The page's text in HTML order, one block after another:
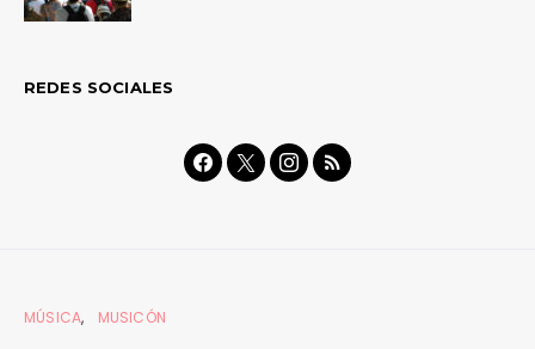
REDES SOCIALES
MÚSICA MUSICÓN